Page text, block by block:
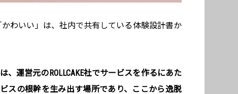
かわいい」は、社内で共有している体験設計書か
、運営元のROLLCAKE社でサービスを作るにあた
スの根幹を生み出す場所であり、ここから逸脱